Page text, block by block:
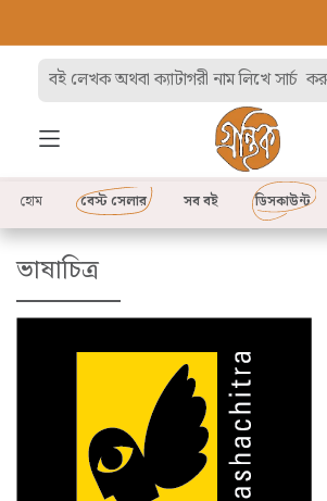
হোম বেস্ট সেলার সব বই ডিসকাউন্ট
ভাষাচিত্র